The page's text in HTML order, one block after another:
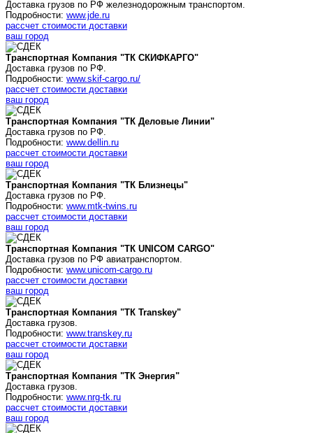
Доставка грузов по РФ железнодорожным транспортом.
Подробности: www.jde.ru
рассчет стоимости доставки
ваш город
Транспортная Компания "ТК СКИФКАРГО"
Доставка грузов по РФ.
Подробности: www.skif-cargo.ru/
рассчет стоимости доставки
ваш город
Транспортная Компания "ТК Деловые Линии"
Доставка грузов по РФ.
Подробности: www.dellin.ru
рассчет стоимости доставки
ваш город
Транспортная Компания "ТК Близнецы"
Доставка грузов по РФ.
Подробности: www.mtk-twins.ru
рассчет стоимости доставки
ваш город
Транспортная Компания "ТК UNICOM CARGO"
Доставка грузов по РФ авиатранспортом.
Подробности: www.unicom-cargo.ru
рассчет стоимости доставки
ваш город
Транспортная Компания "ТК Transkey"
Доставка грузов.
Подробности: www.transkey.ru
рассчет стоимости доставки
ваш город
Транспортная Компания "ТК Энергия"
Доставка грузов.
Подробности: www.nrg-tk.ru
рассчет стоимости доставки
ваш город